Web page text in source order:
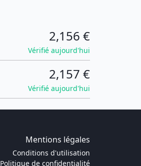
2,156 €
Vérifié aujourd'hui
2,157 €
Vérifié aujourd'hui
Mentions légales
Conditions d'utilisation
Politique de confidentialité